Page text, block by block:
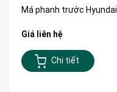
Má phanh trước
Giá liên hệ
Chi tiết